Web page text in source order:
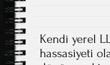
Kendi yerel
hassasiyeti